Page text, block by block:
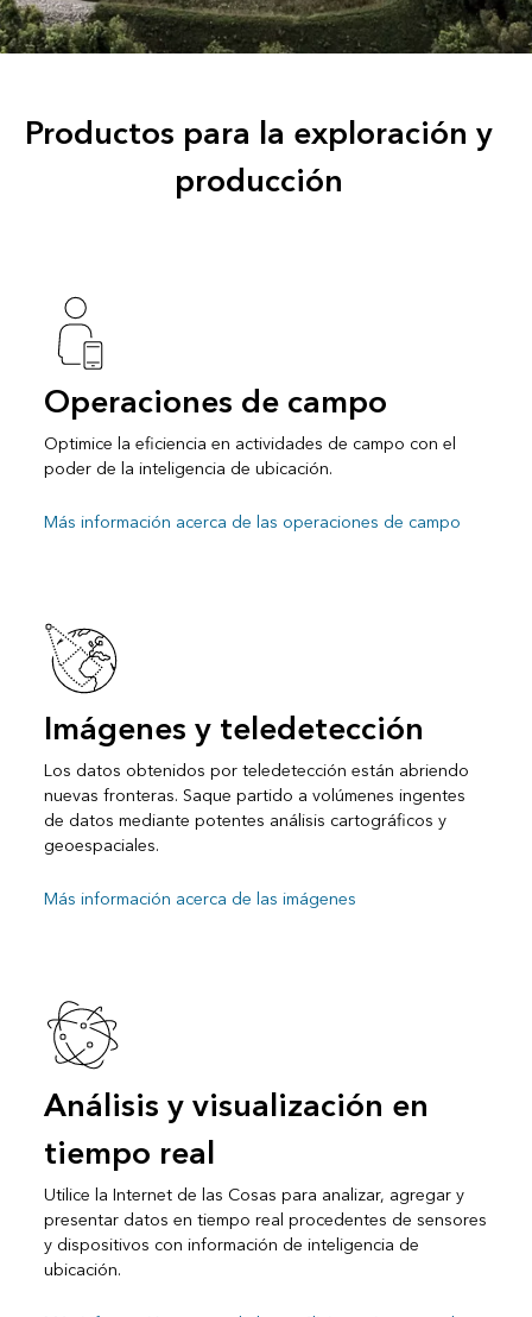
Productos para la exploración y
producción
Operaciones de campo
Optimice la eficiencia en actividades de campo con el
poder de la inteligencia de ubicación.
Más información acerca de las operaciones de campo
Imágenes y teledetección
Los datos obtenidos por teledetección están abriendo
nuevas fronteras. Saque partido a volúmenes ingentes
de datos mediante potentes análisis cartográficos y
geoespaciales.
Más información acerca de las imágenes
Análisis y visualización en
tiempo real
Utilice la Internet de las Cosas para analizar, agregar y
presentar datos en tiempo real procedentes de sensores
y dispositivos con información de inteligencia de
ubicación.